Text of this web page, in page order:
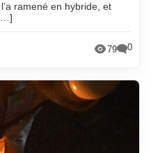
ramené en hybride, et
79 0